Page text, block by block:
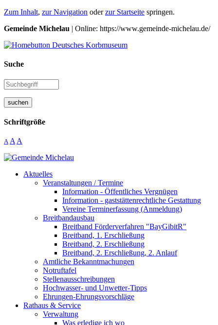
Zum Inhalt, zur Navigation oderzur Startseite springen.
Gemeinde Michelau | Online: https://www.gemeinde-michelau.de/
Suche
suchen
Schriftgröße
A A A
Aktuelles
Veranstaltungen / Termine
Information - Öffentliches Vergnügen
Information - gaststättenrechtliche Gestattung
Vereine Terminerfassung (Anmeldung)
Breitbandausbau
Breitband Förderverfahren "BayGibitR"
Breitband, 1. Erschließung
Breitband, 2. Erschließung
Breitband, 2. Erschließung, 2. Anlauf
Amtliche Bekanntmachungen
Notruftafel
Stellenausschreibungen
Hochwasser- und Unwetter-Tipps
Ehrungen-Ehrungsvorschläge
Rathaus & Service
Verwaltung
Was erledige ich wo